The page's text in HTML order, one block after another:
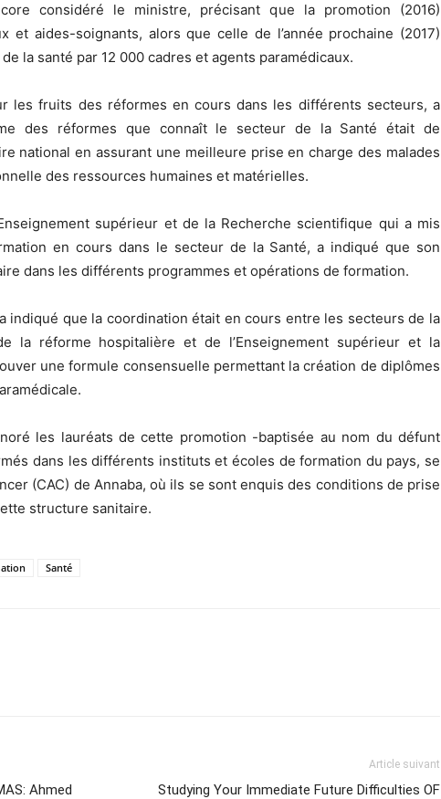
considéré le ministre, précisant que la promotion (2016)
et aides-soignants, alors que celle de l’année prochaine (2017)
la santé par 12 000 cadres et agents paramédicaux.
les fruits des réformes en cours dans les différents secteurs, a
des réformes que connaît le secteur de la Santé était de
national en assurant une meilleure prise en charge des malades
des ressources humaines et matérielles.
supérieur et de la Recherche scientifique qui a mis
en cours dans le secteur de la Santé, a indiqué que son
dans les différents programmes et opérations de formation.
indiqué que la coordination était en cours entre les secteurs de la
la réforme hospitalière et de l’Enseignement supérieur et la
une formule consensuelle permettant la création de diplômes
les lauréats de cette promotion -baptisée au nom du défunt
dans les différents instituts et écoles de formation du pays, se
(CAC) de Annaba, où ils se sont enquis des conditions de prise
structure sanitaire.
Santé
Ahmed
Article suivant
Studying Your Immediate Future Difficulties OF